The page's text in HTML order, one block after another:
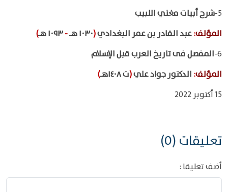
5- شرح أبيات مغني اللبيب
المؤلف:عبد القادر بن عمر البغدادي(١٠٣٠ هـ -
)
6- المفصل فى تاريخ العرب قبل الإسلام
المؤلف: الدكتور جواد علي(ت ١٤٠٨هـ
)
15 أكتوبر 2022
تعليقات (0)
أضف تعليقا :